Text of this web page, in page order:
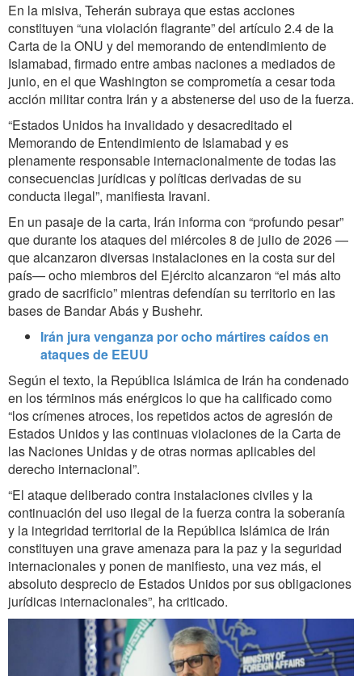
En la misiva, Teherán subraya que estas acciones
constituyen “una violación flagrante” del artículo 2.4 de la
Carta de la ONU y del memorando de entendimiento de
Islamabad, firmado entre ambas naciones a mediados de
junio, en el que Washington se comprometía a cesar toda
acción militar contra Irán y a abstenerse del uso de la fuerza.
“Estados Unidos ha invalidado y desacreditado el
Memorando de Entendimiento de Islamabad y es
plenamente responsable internacionalmente de todas las
consecuencias jurídicas y políticas derivadas de su
conducta ilegal”, manifiesta Iravani.
En un pasaje de la carta, Irán informa con “profundo pesar”
que durante los ataques del miércoles 8 de julio de 2026 —
que alcanzaron diversas instalaciones en la costa sur del
país— ocho miembros del Ejército alcanzaron “el más alto
grado de sacrificio” mientras defendían su territorio en las
bases de Bandar Abás y Bushehr.
Irán jura venganza por ocho mártires caídos en
ataques de EEUU
Según el texto, la República Islámica de Irán ha condenado
en los términos más enérgicos lo que ha calificado como
“los crímenes atroces, los repetidos actos de agresión de
Estados Unidos y las continuas violaciones de la Carta de
las Naciones Unidas y de otras normas aplicables del
derecho internacional”.
“El ataque deliberado contra instalaciones civiles y la
continuación del uso ilegal de la fuerza contra la soberanía
y la integridad territorial de la República Islámica de Irán
constituyen una grave amenaza para la paz y la seguridad
internacionales y ponen de manifiesto, una vez más, el
absoluto desprecio de Estados Unidos por sus obligaciones
jurídicas internacionales”, ha criticado.